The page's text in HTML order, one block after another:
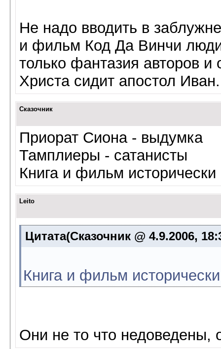
Не надо вводить в
и фильм Код Да Винчи
только фантазия авторов
Христа сидит апостол Иван.
Сказочник
Приорат Сиона - выдумка
Тамплиеры - сатанисты
Книга и фильм
Leito
Цитата(Сказочник @ 4.9.2006,
Книга и фильм
Они не то что недоведены,